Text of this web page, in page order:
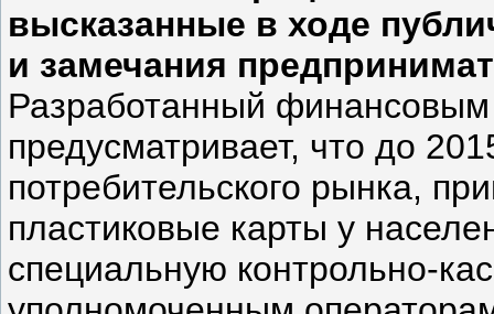
высказанные в ходе
и замечания
Разработанный финансовым
предусматривает, что до
потребительского рынка,
пластиковые карты у
специальную контрольно-